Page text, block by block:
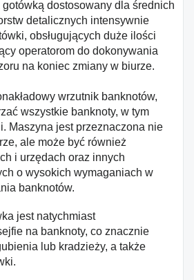
dostosowany dla średnich
detalicznych intensywnie
obsługujących duże ilości
operatorom do dokonywania
na koniec zmiany w biurze.
wrzutnik banknotów,
wszystkie banknoty, w tym
Maszyna jest przeznaczona nie
ale może być również
i urzędach oraz innych
o wysokich wymaganiach w
banknotów.
jest natychmiast
na banknoty, co znacznie
lub kradzieży, a także